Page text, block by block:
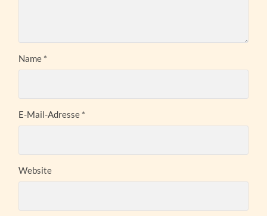
Name *
E-Mail-Adresse *
Website